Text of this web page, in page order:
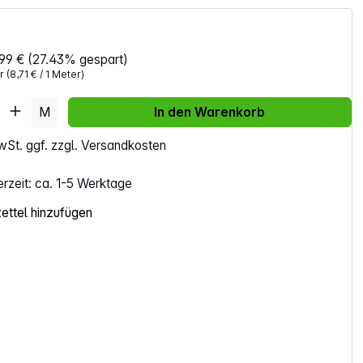
€ (27.43% gespart)
(8,71 € / 1 Meter)
ggf. zzgl. Versandkosten
ca. 1-5 Werktage
Gib den gewünschten Wert ein
M In den Warenkorb
hinzufügen